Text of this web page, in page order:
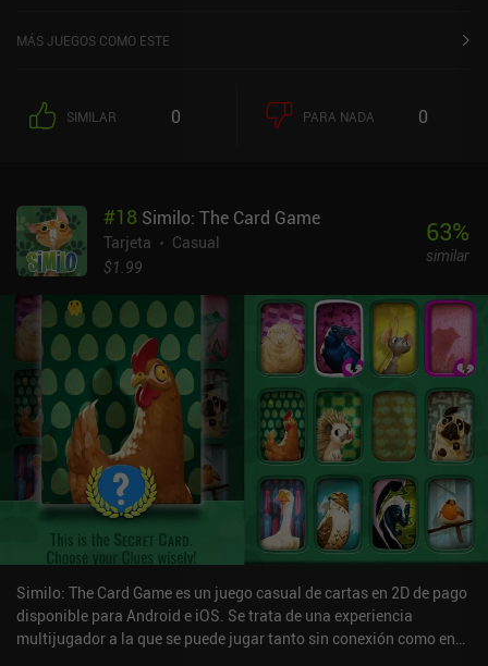
MÁS JUEGOS COMO ESTE
SIMILAR 0 PARA NADA 0
#18 Similo: The Card Game
Tarjeta
Casual
$1.99
63%
similar
Similo: The Card Game es un juego casual de cartas en 2D de pago
disponible para Android e iOS. Se trata de una experiencia
multijugador a la que se puede jugar tanto sin conexión como en